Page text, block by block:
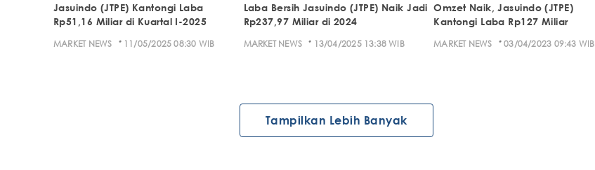
Jasuindo (JTPE) Kantongi Laba
Rp51,16 Miliar di Kuartal I-2025
MARKET NEWS · 11/05/2025 08:30 WIB
Laba Bersih Jasuindo (JTPE) Naik Jadi
Rp237,97 Miliar di 2024
MARKET NEWS · 13/04/2025 13:38 WIB
Omzet Naik, Jasuindo (JTPE)
Kantongi Laba Rp127 Miliar
MARKET NEWS · 03/04/2023 09:43 WIB
Tampilkan Lebih Banyak